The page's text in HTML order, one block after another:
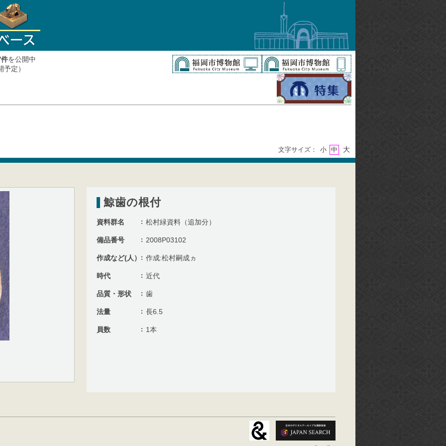
件を公開中
予定）
文字サイズ： 小 中 大
鯨歯の根付
資料群名 松村緑資料（追加分）
備品番号 2008P03102
作成など(人） 作成:松村嗣成ヵ
時代 近代
品質・形状 歯
法量 長6.5
員数 1本